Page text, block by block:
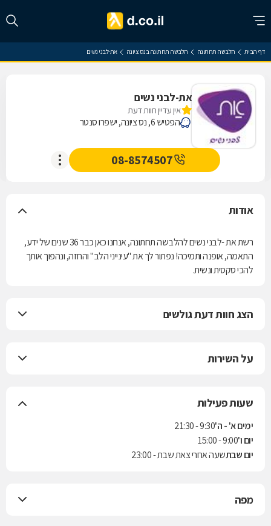
דף הבית הלבשה תחתונה הלבשה תחתונה בנס ציונה את-לבני נשים
את-לבני נשים
אין עדיין חוות דעת
הפטיש 6, נס ציונה, ישפרו סנטר
08-8574507
אודות
רשת את -לבני נשים להלבשה תחתונה, אנחנו כאן כבר 36 שנים של ידע,
התאמה, אופנה ותמיכה! נפתור לך את "עינייני הלב" והחזה, ונהפוך אותך
להכי סקסית ונשית.
הצג חוות דעת גולשים
על השירות
שעות פעילות
ימים א' - ה'9:30 - 21:30
יום ו'9:00 - 15:00
יום שבתשעה אחרי צאת שבת - 23:00
מפה